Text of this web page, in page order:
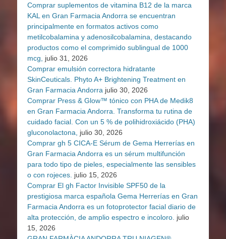
Comprar suplementos de vitamina B12 de la marca
KAL en Gran Farmacia Andorra se encuentran
principalmente en formatos activos como
metilcobalamina y adenosilcobalamina, destacando
productos como el comprimido sublingual de 1000
mcg,
julio 31, 2026
Comprar emulsión correctora hidratante
SkinCeuticals. Phyto A+ Brightening Treatment en
Gran Farmacia Andorra julio 30, 2026
Comprar Press & Glow™ tónico con PHA de Medik8
en Gran Farmacia Andorra. Transforma tu rutina de
cuidado facial. Con un 5 % de polihidroxiácido (PHA)
gluconolactona,
julio 30, 2026
Comprar gh 5 CICA-E Sérum de Gema Herrerías en
Gran Farmacia Andorra es un sérum multifunción
para todo tipo de pieles, especialmente las sensibles
o con rojeces. julio 15, 2026
Comprar El gh Factor Invisible SPF50 de la
prestigiosa marca española Gema Herrerías en Gran
Farmacia Andorra es un fotoprotector facial diario de
alta protección, de amplio espectro e incoloro. julio
15, 2026